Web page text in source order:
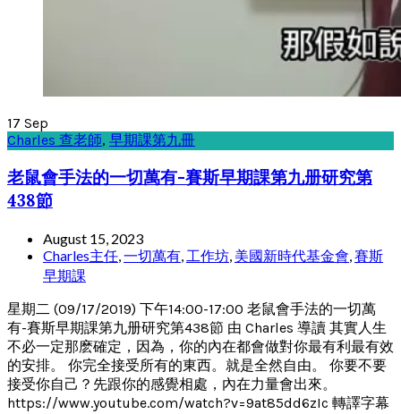
17 Sep
Charles 查老師, 早期課第九冊
老鼠會手法的一切萬有-賽斯早期課第九册研究第
438節
August 15, 2023
Charles主任,一切萬有, 工作坊, 美國新時代基金會,賽斯
早期課
星期二 (09/17/2019) 下午14:00-17:00 老鼠會手法的一切萬
有-賽斯早期課第九册研究第438節 由 Charles 導讀 其實人生
不必一定那麽確定，因為，你的內在都會做對你最有利最有效
的安排。 你完全接受所有的東西。就是全然自由。 你要不要
接受你自己？先跟你的感覺相處，內在力量會出來。
https://www.youtube.com/watch?v=9at85dd6zIc 轉譯字幕